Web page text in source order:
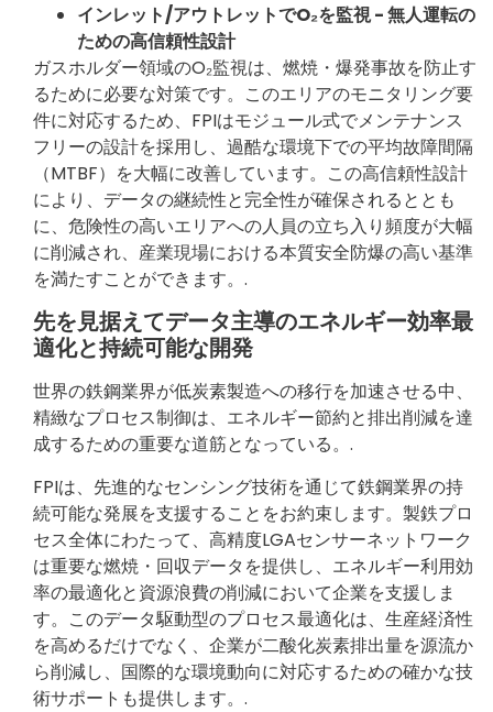
インレット/アウトレットでO₂を監視 - 無人運転の
ための高信頼性設計
ガスホルダー領域のO₂監視は、燃焼・爆発事故を防止す
るために必要な対策です。このエリアのモニタリング要
件に対応するため、FPIはモジュール式でメンテナンス
フリーの設計を採用し、過酷な環境下での平均故障間隔
（MTBF）を大幅に改善しています。この高信頼性設計
により、データの継続性と完全性が確保されるととも
に、危険性の高いエリアへの人員の立ち入り頻度が大幅
に削減され、産業現場における本質安全防爆の高い基準
を満たすことができます。.
先を見据えてデータ主導のエネルギー効率最
適化と持続可能な開発
世界の鉄鋼業界が低炭素製造への移行を加速させる中、
精緻なプロセス制御は、エネルギー節約と排出削減を達
成するための重要な道筋となっている。.
FPIは、先進的なセンシング技術を通じて鉄鋼業界の持
続可能な発展を支援することをお約束します。製鉄プロ
セス全体にわたって、高精度LGAセンサーネットワーク
は重要な燃焼・回収データを提供し、エネルギー利用効
率の最適化と資源浪費の削減において企業を支援しま
す。このデータ駆動型のプロセス最適化は、生産経済性
を高めるだけでなく、企業が二酸化炭素排出量を源流か
ら削減し、国際的な環境動向に対応するための確かな技
術サポートも提供します。.